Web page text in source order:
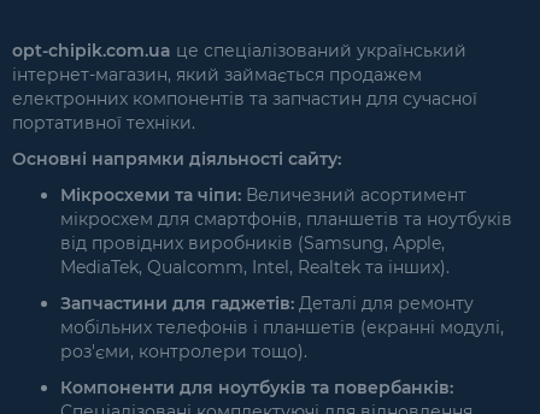
opt-chipik.com.ua це спеціалізований український
інтернет-магазин, який займається продажем
електронних компонентів та запчастин для сучасної
портативної техніки.
Основні напрямки діяльності сайту:
Мікросхеми та чіпи: Величезний асортимент
мікросхем для смартфонів, планшетів та ноутбуків
від провідних виробників (Samsung, Apple,
MediaTek, Qualcomm, Intel, Realtek та інших).
Запчастини для гаджетів: Деталі для ремонту
мобільних телефонів і планшетів (екранні модулі,
роз'єми, контролери тощо).
Компоненти для ноутбуків та повербанків: